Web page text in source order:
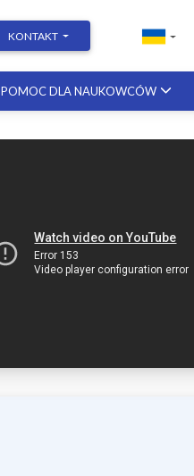
KONTAKT
Academic Writing | Course with a
course with a scholar from the
United States
08.01.2027
POMOC DLA NAUKOWCÓW